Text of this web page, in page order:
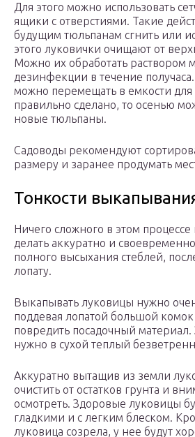
Для этого можно использовать
ящики с отверстиями. Такие
будущим тюльпанам сгнить или
этого луковички очищают от
Можно их обработать раствором
дезинфекции в течение
можно перемещать в емкости для
правильно сделано, то осенью
новые тюльпаны.
Садоводы рекомендуют
размеру и заранее продумать
Тонкости
Ничего сложного в этом
делать аккуратно и
полного высыхания стеблей,
лопату.
Выкапывать луковицы нужно
поддевая лопатой большой
повредить посадочный материал.
нужно в сухой теплый
Аккуратно вытащив из земли
очистить от остатков грунта и
осмотреть. Здоровые луковицы
гладкими и с легким блеском.
луковица созрела, у нее будут